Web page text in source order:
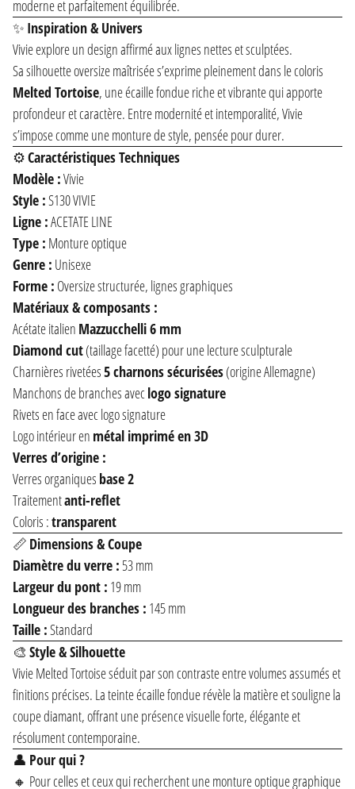
moderne et parfaitement équilibrée.
✨ Inspiration & Univers
Vivie explore un design affirmé aux lignes nettes et sculptées.
Sa silhouette oversize maîtrisée s’exprime pleinement dans le coloris
Melted Tortoise, une écaille fondue riche et vibrante qui apporte
profondeur et caractère. Entre modernité et intemporalité, Vivie
s’impose comme une monture de style, pensée pour durer.
⚙️Caractéristiques Techniques
Modèle :Vivie
Style : S130 VIVIE
Ligne :ACETATE LINE
Type : Monture optique
Genre : Unisexe
Forme : Oversize structurée, lignes graphiques
Matériaux & composants :
Acétate italien Mazzucchelli 6 mm
Diamond cut(taillage facetté) pour une lecture sculpturale
Charnières rivetées5 charnons sécurisées(origine Allemagne)
Manchons de branches avec logo signature
Rivets en face avec logo signature
Logo intérieur en métal imprimé en 3D
Verres d’origine :
Verres organiques base 2
Traitementanti-reflet
Coloris :transparent
📏 Dimensions & Coupe
Diamètre du verre : 53 mm
Largeur du pont : 19 mm
Longueur des branches : 145 mm
Taille : Standard
🎨 Style & Silhouette
Vivie Melted Tortoise séduit par son contraste entre volumes assumés et
finitions précises. La teinte écaille fondue révèle la matière et souligne la
coupe diamant, offrant une présence visuelle forte, élégante et
résolument contemporaine.
👤 Pour qui ?
🔸 Pour celles et ceux qui recherchent une monture optique graphique